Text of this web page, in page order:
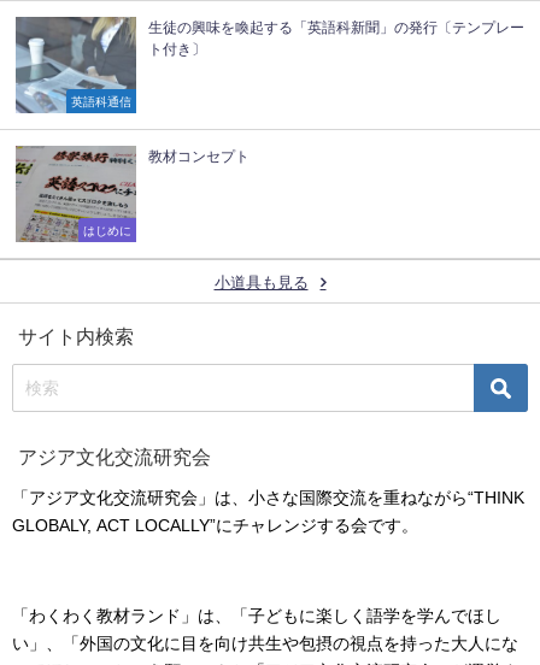
英語科通信
生徒の興味を喚起する「英語科新聞」の発行〔テンプレー
ト付き〕
はじめに
教材コンセプト
小道具も見る
サイト内検索
アジア文化交流研究会
「アジア文化交流研究会」は、小さな国際交流を重ねながら“THINK
GLOBALY, ACT LOCALLY”にチャレンジする会です。
「わくわく教材ランド」は、「子どもに楽しく語学を学んでほし
い」、「外国の文化に目を向け共生や包摂の視点を持った大人にな